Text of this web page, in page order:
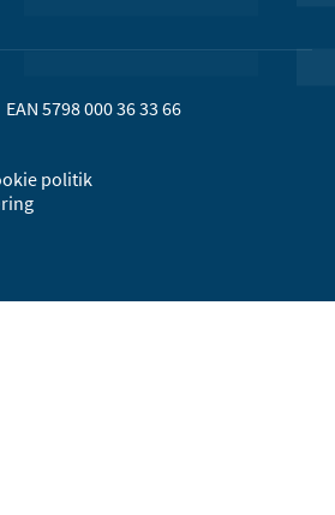
EAN 5798 000 36 33 66
politik